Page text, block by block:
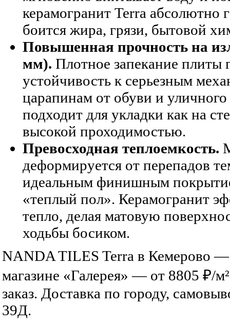
керамогранит Terra абсолютно
боится жира, грязи, бытовой
Повышенная прочность на
мм). Плотное запекание плиты
устойчивость к серьезным
царапинам от обуви и
подходит для укладки как на
высокой проходимостью.
Превосходная теплоемкость.
деформируется от перепадов
идеальным финишным
«теплый пол». Керамогранит
тепло, делая матовую
ходьбы босиком.
NANDA TILES Terra в Кемерово
магазине «Галерея» — от 8805 ₽/
заказ. Доставка по городу,
39Д.